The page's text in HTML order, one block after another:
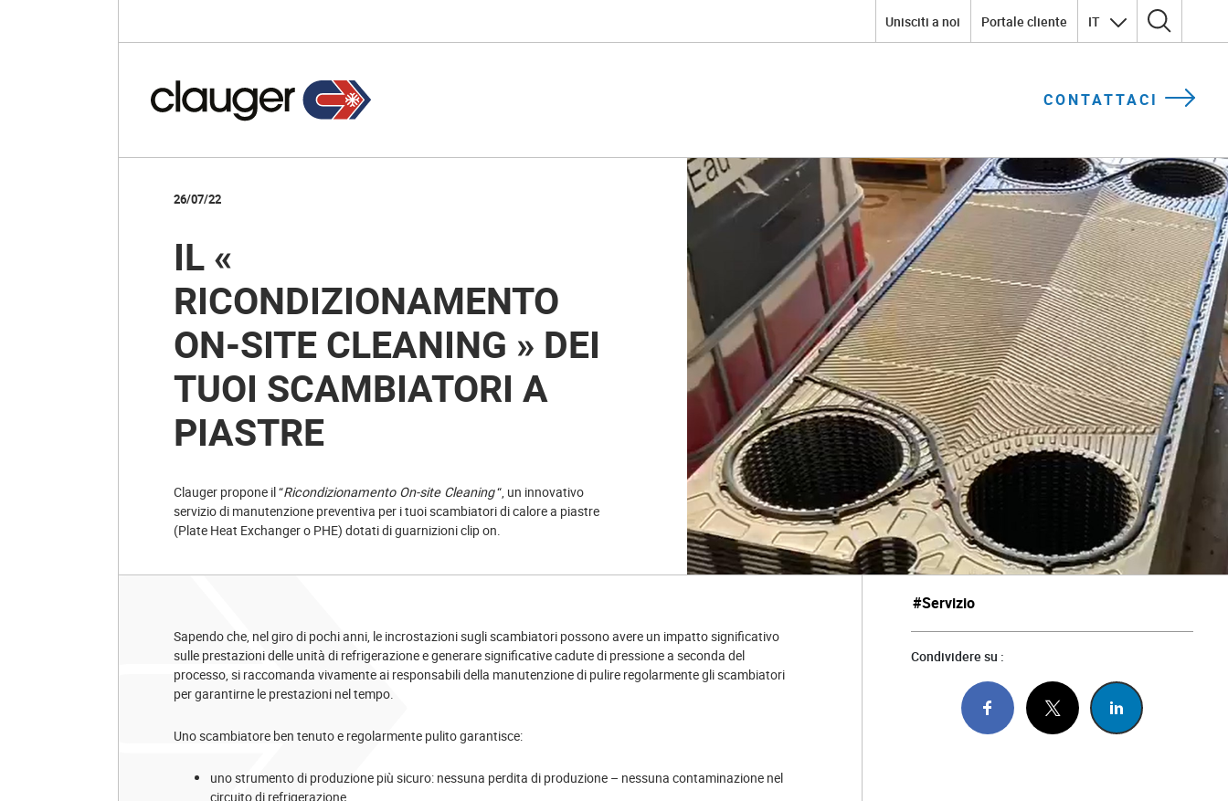
Unisciti a noi Portale cliente IT Ricerca per:
CONTATTACI
26/07/22
IL «
RICONDIZIONAMENTO
ON-SITE CLEANING » DEI
TUOI SCAMBIATORI A
PIASTRE
Clauger propone il “Ricondizionamento On-site Cleaning“, un innovativo
servizio di manutenzione preventiva per i tuoi scambiatori di calore a piastre
(Plate Heat Exchanger o PHE) dotati di guarnizioni clip on.
Sapendo che, nel giro di pochi anni, le incrostazioni sugli scambiatori possono avere un impatto significativo
sulle prestazioni delle unità di refrigerazione e generare significative cadute di pressione a seconda del
processo, si raccomanda vivamente ai responsabili della manutenzione di pulire regolarmente gli scambiatori
per garantirne le prestazioni nel tempo.
Uno scambiatore ben tenuto e regolarmente pulito garantisce:
uno strumento di produzione più sicuro: nessuna perdita di produzione – nessuna contaminazione nel
circuito di refrigerazione
#Servizio
Condividere su :